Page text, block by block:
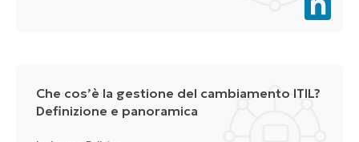
Che cos’è la gestione del cambiamento ITIL?
Definizione e panoramica